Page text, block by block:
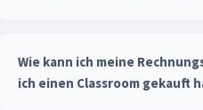
Wie kann ich meine
ich einen Classroom gekauft